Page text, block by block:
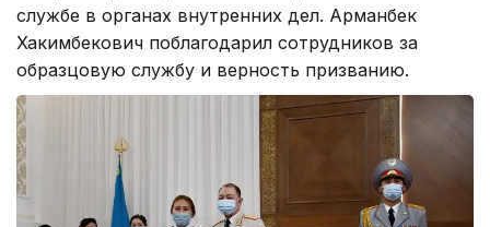
службе в органах внутренних дел. Арманбек
Хакимбекович поблагодарил сотрудников за
образцовую службу и верность призванию.